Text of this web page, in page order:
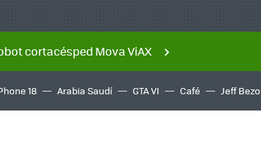
cortacésped Mova ViAX
18 Arabia Saudí GTA VI Café Jeff